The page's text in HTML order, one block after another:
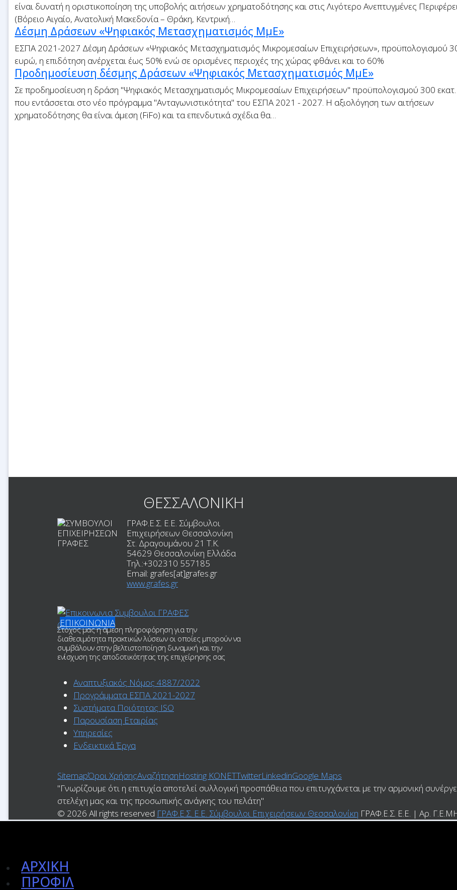
είναι δυνατή η οριστικοποίηση της υποβολής αιτήσεων χρηματοδότησης και στις Λιγότερο Ανεπτυγμένες
(Βόρειο Αιγαίο, Ανατολική Μακεδονία – Θράκη, Κεντρική…
Δέσμη Δράσεων «Ψηφιακός Μετασχηματισμός ΜμΕ»
ΕΣΠΑ 2021-2027 Δέσμη Δράσεων «Ψηφιακός Μετασχηματισμός Μικρομεσαίων Επιχειρήσεων», προϋπολογισμού
ευρώ, η επιδότηση ανέρχεται έως 50% ενώ σε ορισμένες περιοχές της χώρας φθάνει και το 60%
Προδημοσίευση δέσμης Δράσεων «Ψηφιακός Μετασχηματισμός ΜμΕ»
Σε προδημοσίευση η δράση "Ψηφιακός Μετασχηματισμός Μικρομεσαίων Επιχειρήσεων" προϋπολογισμού 300
που εντάσσεται στο νέο πρόγραμμα "Ανταγωνιστικότητα" του ΕΣΠΑ 2021 - 2027. Η αξιολόγηση των αιτήσεων
χρηματοδότησης θα είναι άμεση (FiFo) και τα επενδυτικά σχέδια θα…
ΘΕΣΣΑΛΟΝΙΚΗ
ΓΡΑΦ.Ε.Σ. Ε.Ε. Σύμβουλοι
Επιχειρήσεων Θεσσαλονίκη
Στ. Δραγουμάνου 21 T.K.
54629 Θεσσαλονίκη Ελλάδα
Τηλ.:+302310 557185
Email: grafes[at]grafes.gr
www.grafes.gr
ΕΠΙΚΟΙΝΩΝΙΑ
Στόχος μας η άμεση πληροφόρηση για την
διαθεσιμότητα πρακτικών λύσεων οι οποίες μπορούν να
συμβάλουν στην βελτιστοποίηση δυναμική και την
ενίσχυση της αποδοτικότητας της επιχείρησης σας
Αναπτυξιακός Νόμος 4887/2022
Προγράμματα ΕΣΠΑ 2021-2027
Συστήματα Ποιότητας ISO
Παρουσίαση Εταιρίας
Υπηρεσίες
Ενδεικτικά Έργα
SitemapΌροι ΧρήσηςΑναζήτησηΗosting ΚΟΝΕΤTwitterLinkedinGoogle Maps
"Γνωρίζουμε ότι η επιτυχία αποτελεί συλλογική προσπάθεια που επιτυγχάνεται με την αρμονική
στελέχη μας και της προσωπικής ανάγκης του πελάτη"
© 2026 All rights reserved ΓΡΑΦ.Ε.Σ. Ε.Ε. Σύμβουλοι Επιχειρήσεων Θεσσαλονίκη ΓΡΑΦ.Ε.Σ. Ε.Ε. | Αρ.
ΑΡΧΙΚΗ
ΠΡΟΦΙΛ